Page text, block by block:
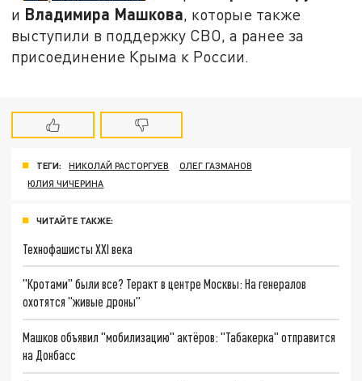
и Владимира Машкова, которые также
выступили в поддержку СВО, а ранее за
присоединение Крыма к России.
ТЕГИ: НИКОЛАЙ РАСТОРГУЕВ
ОЛЕГ ГАЗМАНОВ
ЮЛИЯ ЧИЧЕРИНА
ЧИТАЙТЕ ТАКЖЕ:
Технофашисты XXI века
"Кротами" были все? Теракт в центре Москвы: На генералов
охотятся "живые дроны"
Машков объявил "мобилизацию" актёров: "Табакерка" отправится
на Донбасс